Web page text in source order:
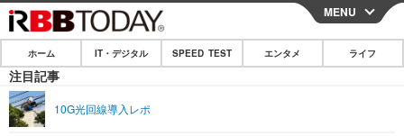
CLOSE
ホーム
IT・デジタル
MENU
ホーム IT・デジタル SPEED TEST エンタメ ライフ
注目記事
10G光回線導入レポ